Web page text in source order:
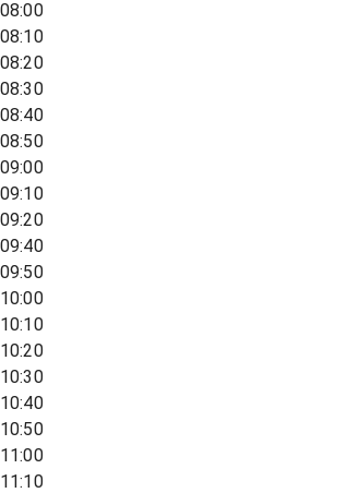
08:00
08:10
08:20
08:30
08:40
08:50
09:00
09:10
09:20
09:40
09:50
10:00
10:10
10:20
10:30
10:40
10:50
11:00
11:10